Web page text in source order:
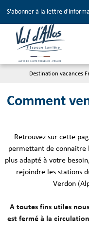
S'abonner à la lettre
Destination vacances
Comment
Retrouvez sur cette
permettant de
plus adapté à votre
rejoindre les stations
Verdon
A toutes fins utiles
est fermé à la